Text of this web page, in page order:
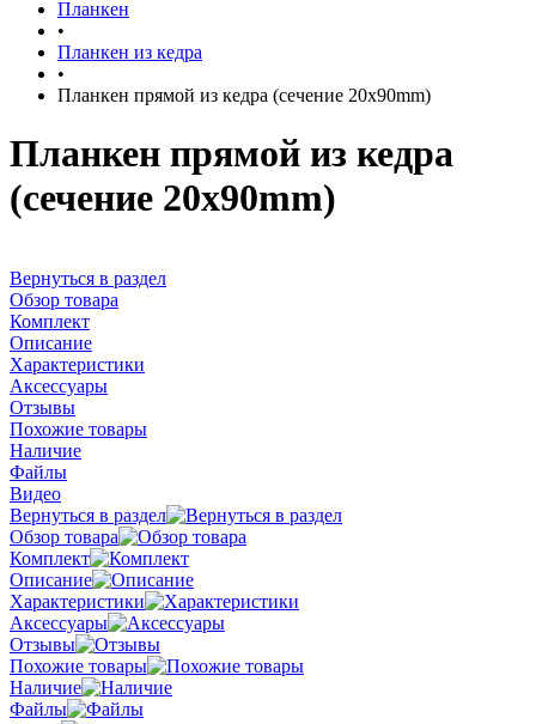
Планкен
•
Планкен из кедра
•
Планкен прямой из кедра (сечение 20х90mm)
Планкен прямой из кедра
(сечение 20х90mm)
Вернуться в раздел
Обзор товара
Комплект
Описание
Характеристики
Аксессуары
Отзывы
Похожие товары
Наличие
Файлы
Видео
Вернуться в раздел
Обзор товара
Комплект
Описание
Характеристики
Аксессуары
Отзывы
Похожие товары
Наличие
Файлы